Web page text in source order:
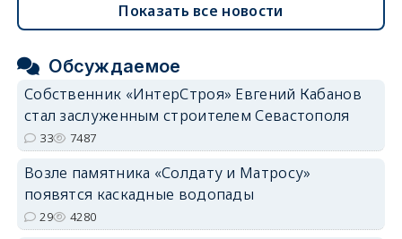
Показать все новости
Обсуждаемое
Собственник «ИнтерСтроя» Евгений Кабанов
стал заслуженным строителем Севастополя
33 7487
Возле памятника «Солдату и Матросу»
появятся каскадные водопады
29 4280